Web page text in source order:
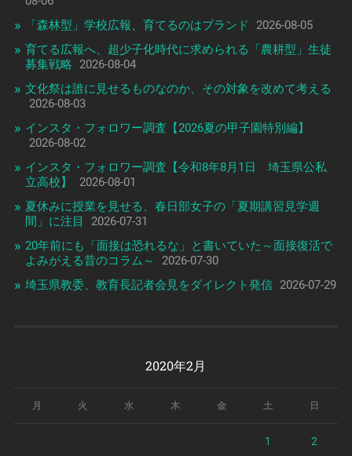
「森林型」学校広報、育てるのはブランド
2026-08-05
育てる広報へ、超少子化時代に求められる「農耕型」生徒
募集戦略
2026-08-04
文化祭は誰に見せるものなのか、その対象を改めて考える
2026-08-03
インスタ・フォロワー調査【2026夏の甲子園特別編】
2026-08-02
インスタ・フォロワー調査【令和8年8月1日 埼玉県公私
立高校】
2026-08-01
夏休みに授業を見せる、春日部女子の「夏期講習見学週
間」に注目
2026-07-31
20年前にも「面接は恐れるな」と書いていた～面接復活で
よみがえる昔のコラム～
2026-07-30
埼玉県教委、教育長記者会見をダイレクト発信 2026-07-29
2020年2月
月 火 水 木 金 土 日
1 2